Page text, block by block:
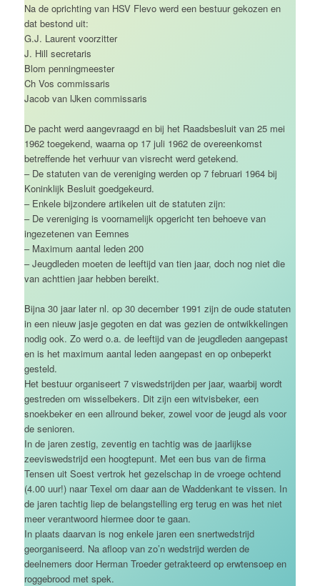
Na de oprichting van HSV Flevo werd een bestuur gekozen en
dat bestond uit:
G.J. Laurent voorzitter
J. Hill secretaris
Blom penningmeester
Ch Vos commissaris
Jacob van IJken commissaris
De pacht werd aangevraagd en bij het Raadsbesluit van 25 mei
1962 toegekend, waarna op 17 juli 1962 de overeenkomst
betreffende het verhuur van visrecht werd getekend.
– De statuten van de vereniging werden op 7 februari 1964 bij
Koninklijk Besluit goedgekeurd.
– Enkele bijzondere artikelen uit de statuten zijn:
– De vereniging is voornamelijk opgericht ten behoeve van
ingezetenen van Eemnes
– Maximum aantal leden 200
– Jeugdleden moeten de leeftijd van tien jaar, doch nog niet die
van achttien jaar hebben bereikt.
Bijna 30 jaar later nl. op 30 december 1991 zijn de oude statuten
in een nieuw jasje gegoten en dat was gezien de ontwikkelingen
nodig ook. Zo werd o.a. de leeftijd van de jeugdleden aangepast
en is het maximum aantal leden aangepast en op onbeperkt
gesteld.
Het bestuur organiseert 7 viswedstrijden per jaar, waarbij wordt
gestreden om wisselbekers. Dit zijn een witvisbeker, een
snoekbeker en een allround beker, zowel voor de jeugd als voor
de senioren.
In de jaren zestig, zeventig en tachtig was de jaarlijkse
zeeviswedstrijd een hoogtepunt. Met een bus van de firma
Tensen uit Soest vertrok het gezelschap in de vroege ochtend
(4.00 uur!) naar Texel om daar aan de Waddenkant te vissen. In
de jaren tachtig liep de belangstelling erg terug en was het niet
meer verantwoord hiermee door te gaan.
In plaats daarvan is nog enkele jaren een snertwedstrijd
georganiseerd. Na afloop van zo’n wedstrijd werden de
deelnemers door Herman Troeder getrakteerd op erwtensoep en
roggebrood met spek.